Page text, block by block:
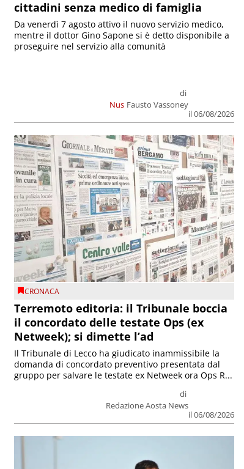
cittadini senza medico di famiglia
Nus
di
Fausto Vassoney
il 06/08/2026
Da venerdì 7 agosto attivo il nuovo servizio medico,
mentre il dottor Gino Sapone si è detto disponibile a
proseguire nel servizio alla comunità
CRONACA
Terremoto editoria: il Tribunale boccia
il concordato delle testate Ops (ex
Netweek); si dimette l’ad
di
Redazione Aosta News
il 06/08/2026
Il Tribunale di Lecco ha giudicato inammissibile la
domanda di concordato preventivo presentata dal
gruppo per salvare le testate ex Netweek ora Ops R...